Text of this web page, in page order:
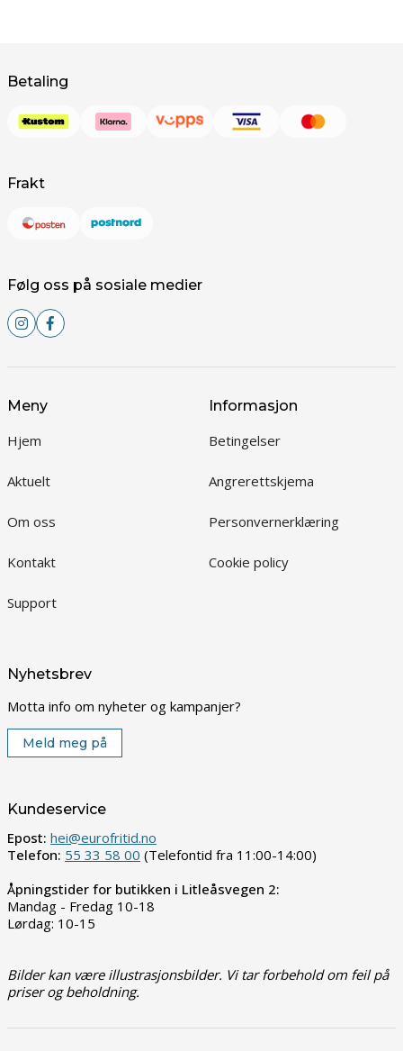
Betaling
Frakt
Følg oss på sosiale medier
Meny
Hjem
Aktuelt
Om oss
Kontakt
Support
Informasjon
Betingelser
Angrerettskjema
Personvernerklæring
Cookie policy
Nyhetsbrev
Motta info om nyheter og kampanjer?
Meld meg på
Kundeservice
Epost: hei@eurofritid.no
Telefon: 55 33 58 00 (Telefontid fra 11:00-14:00)
Åpningstider for butikken i Litleåsvegen 2:
Mandag - Fredag 10-18
Lørdag: 10-15
Bilder kan være illustrasjonsbilder. Vi tar forbehold om feil på
priser og beholdning.